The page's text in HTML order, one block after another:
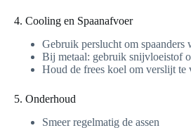
4. Cooling en Spaanafvoer
Gebruik perslucht om spaanders
Bij metaal: gebruik snijvloeistof
Houd de frees koel om verslijt te
5. Onderhoud
Smeer regelmatig de assen